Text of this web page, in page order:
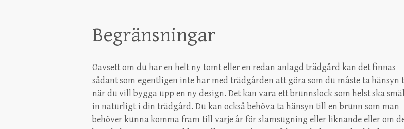
Begränsningar
Oavsett om du har en helt ny tomt eller en redan anlagd trädgård kan det finnas
sådant som egentligen inte har med trädgården att göra som du måste ta hänsyn
när du vill bygga upp en ny design. Det kan vara ett brunnslock som helst ska
in naturligt i din trädgård. Du kan också behöva ta hänsyn till en brunn som man
behöver kunna komma fram till varje år för slamsugning eller liknande eller om